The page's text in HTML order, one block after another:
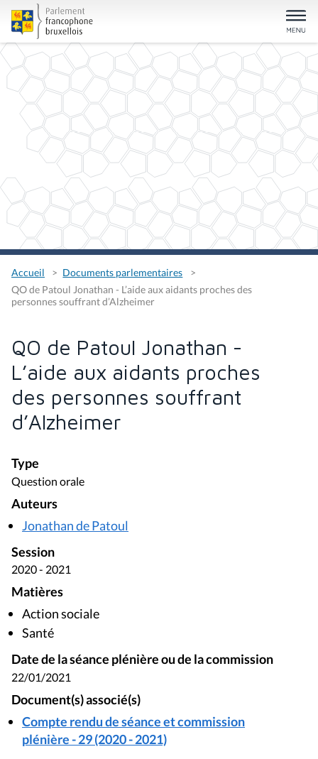
Accueil
Documents parlementaires
QO de Patoul Jonathan - L’aide aux aidants proches des
personnes souffrant d’Alzheimer
QO de Patoul Jonathan -
L’aide aux aidants proches
des personnes souffrant
d’Alzheimer
Type
Question orale
Auteurs
Jonathan de Patoul
Session
2020 - 2021
Matières
Action sociale
Santé
Date de la séance plénière ou de la commission
22/01/2021
Document(s) associé(s)
Compte rendu de séance et commission
plénière - 29 (2020 - 2021)